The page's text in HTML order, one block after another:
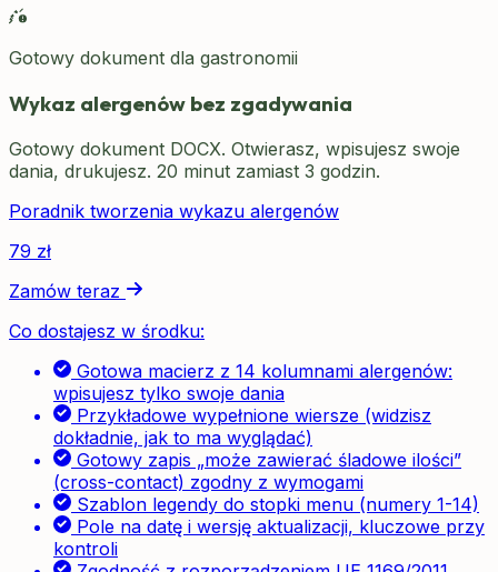
Gotowy dokument dla gastronomii
Wykaz alergenów bez zgadywania
Gotowy dokument DOCX. Otwierasz, wpisujesz swoje
dania, drukujesz. 20 minut zamiast 3 godzin.
Poradnik tworzenia wykazu alergenów
79 zł
Zamów teraz
Co dostajesz w środku:
Gotowa macierz z 14 kolumnami alergenów:
wpisujesz tylko swoje dania
Przykładowe wypełnione wiersze (widzisz
dokładnie, jak to ma wyglądać)
Gotowy zapis „może zawierać śladowe ilości”
(cross-contact) zgodny z wymogami
Szablon legendy do stopki menu (numery 1-14)
Pole na datę i wersję aktualizacji, kluczowe przy
kontroli